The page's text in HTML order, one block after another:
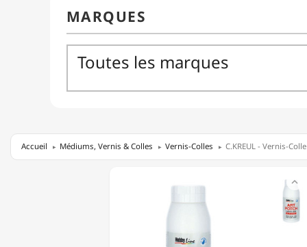
Accueil Médiums, Vernis & Colles Vernis-Colles C.KREUL - Vernis-
